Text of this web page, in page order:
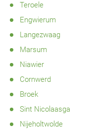
Teroele
Engwierum
Langezwaag
Marsum
Niawier
Cornwerd
Broek
Sint Nicolaasga
Nijeholtwolde